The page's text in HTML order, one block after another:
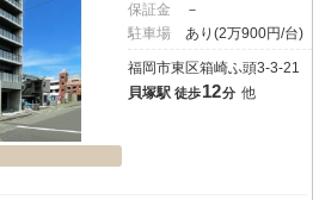
保証金
－
駐車場
あり(2万900円/台)
福岡市東区箱崎ふ頭3-3-21
貝塚駅 徒歩12分 他